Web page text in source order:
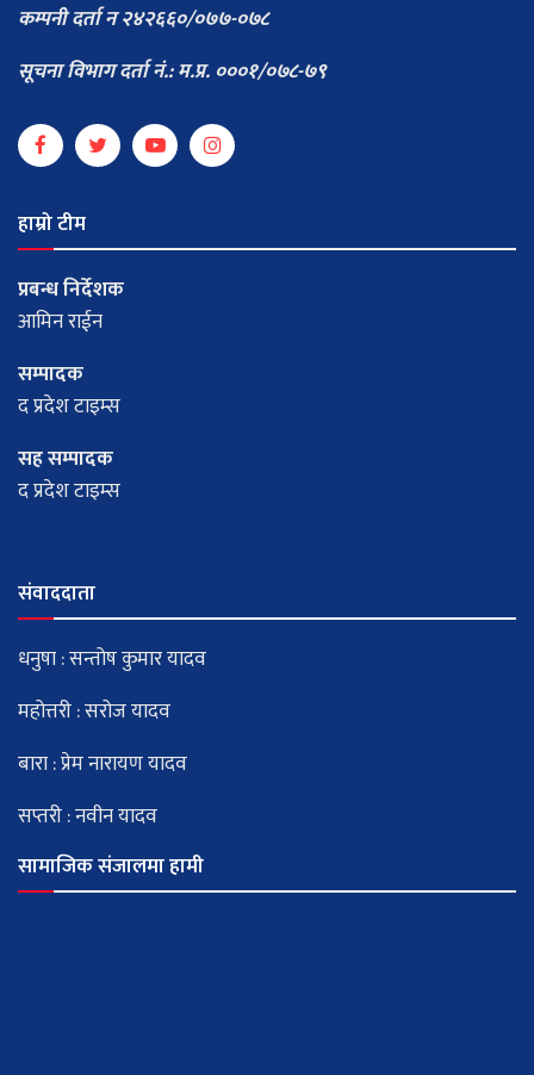
कम्पनी दर्ता न २४२६६०/०७७-०७८
सूचना विभाग दर्ता नं.: म.प्र. ०००१/०७८-७९
हाम्रो टीम
प्रबन्ध निर्देशक
आमिन राईन
सम्पादक
द प्रदेश टाइम्स
सह सम्पादक
द प्रदेश टाइम्स
संवाददाता
धनुषा : सन्तोष कुमार यादव
महोत्तरी : सरोज यादव
बारा : प्रेम नारायण यादव
सप्तरी : नवीन यादव
सामाजिक संजालमा हामी